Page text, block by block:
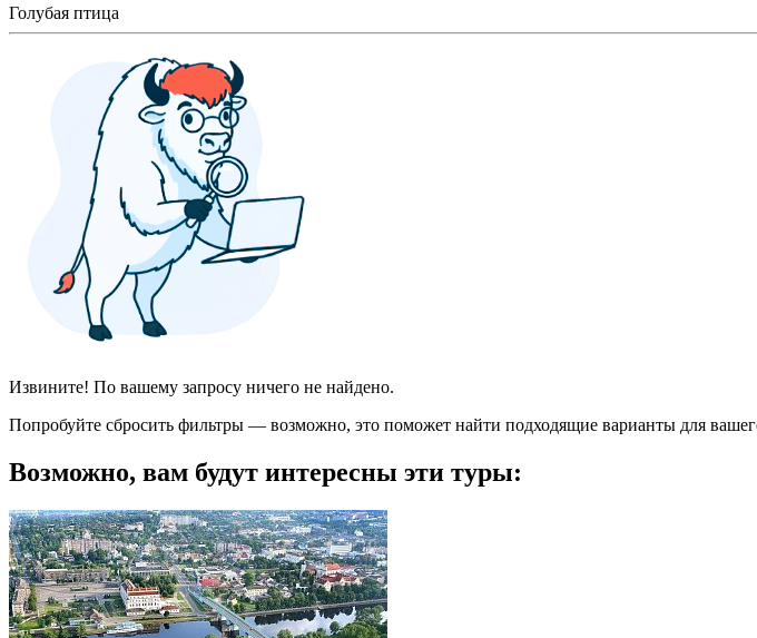
Голубая птица
Извините! По вашему запросу ничего не найдено.
Попробуйте сбросить фильтры — возможно, это поможет найти подходящие варианты для
Возможно, вам будут интересны эти туры: